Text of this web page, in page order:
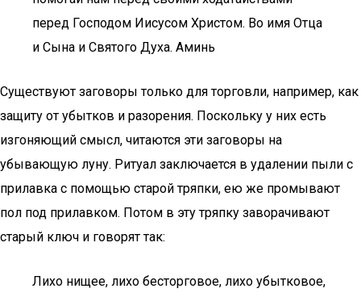
перед Господом Иисусом Христом. Во имя Отца
и Сына и Святого Духа. Аминь
Существуют заговоры только для торговли, например, как
защиту от убытков и разорения. Поскольку у них есть
изгоняющий смысл, читаются эти заговоры на
убывающую луну. Ритуал заключается в удалении пыли с
прилавка с помощью старой тряпки, ею же промывают
пол под прилавком. Потом в эту тряпку заворачивают
старый ключ и говорят так:
Лихо нищее, лихо бесторговое, лихо убытковое,